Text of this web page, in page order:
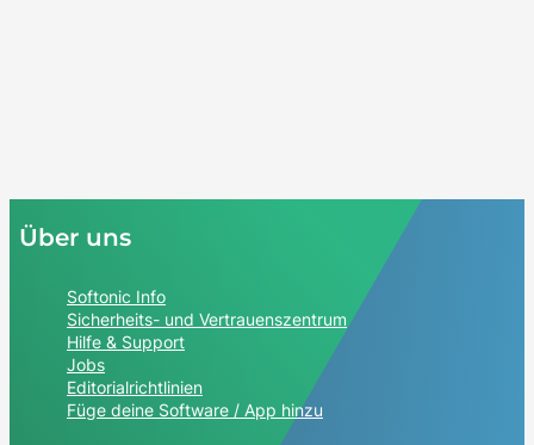
Über uns
Softonic Info
Sicherheits- und Vertrauenszentrum
Hilfe & Support
Jobs
Editorialrichtlinien
Füge deine Software / App hinzu